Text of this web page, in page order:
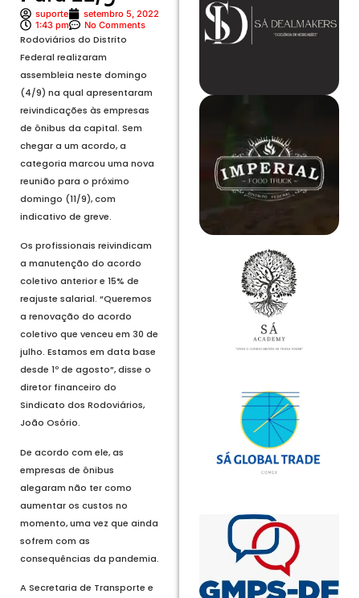
suporte
setembro 5, 2022
1:43 pm
No Comments
Rodoviários do Distrito
Federal realizaram
assembleia neste domingo
(4/9) na qual apresentaram
reivindicações às empresas
de ônibus da capital. Sem
chegar a um acordo, a
categoria marcou uma nova
reunião para o próximo
domingo (11/9), com
indicativo de greve.
Os profissionais reivindicam
a manutenção do acordo
coletivo anterior e 15% de
reajuste salarial. “Queremos
a renovação do acordo
coletivo que venceu em 30 de
julho. Estamos em data base
desde 1º de agosto”, disse o
diretor financeiro do
Sindicato dos Rodoviários,
João Osório.
De acordo com ele, as
empresas de ônibus
alegaram não ter como
aumentar os custos no
momento, uma vez que ainda
sofrem com as
consequências da pandemia.
A Secretaria de Transporte e